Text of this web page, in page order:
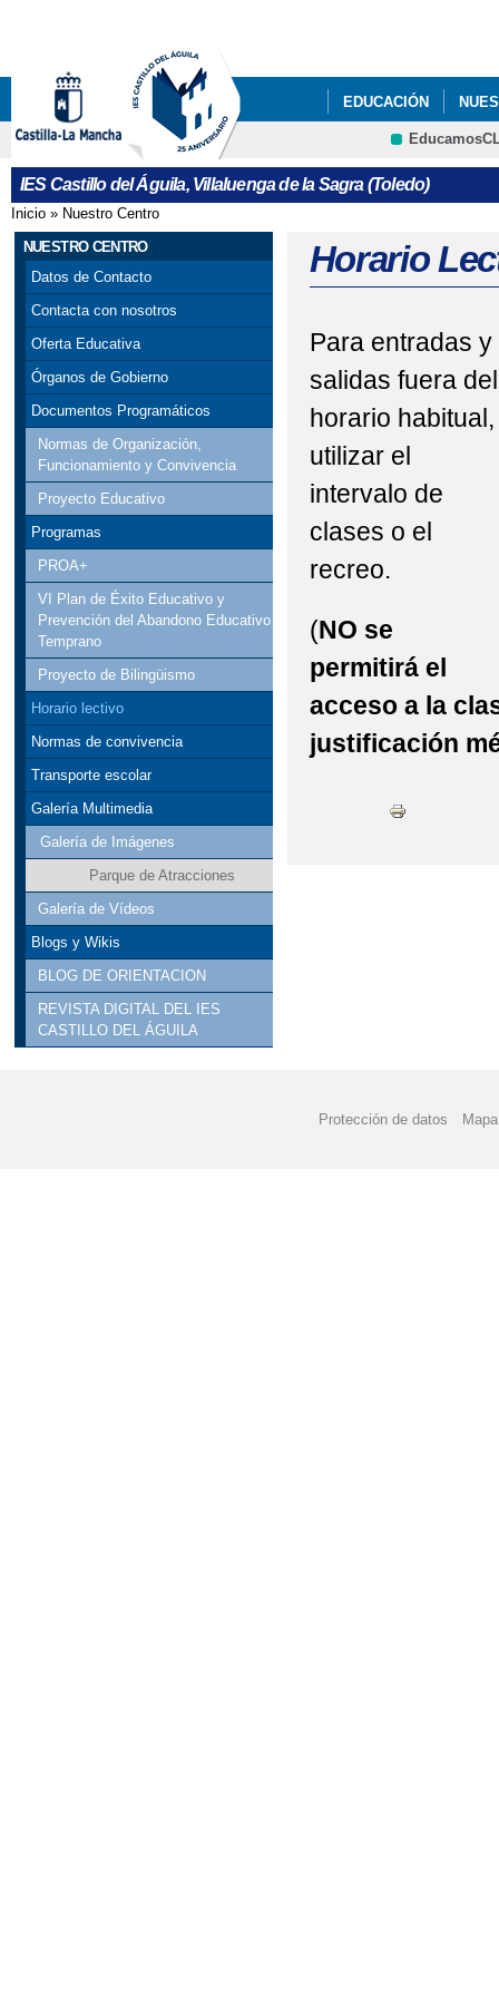
EDUCACIÓN
CRFP
IES Castillo del Águila, Villaluenga de la Sagra (Toledo)
Se encuentra usted aquí
Inicio » Nuestro Centro
NUESTRO CENTRO
Datos de Contacto
Contacta con nosotros
Oferta Educativa
Órganos de Gobierno
Documentos Programáticos
Normas de Organización,
Funcionamiento y Convivencia
Proyecto Educativo
Programas
PROA+
VI Plan de Éxito Educativo y
Prevención del Abandono Educativo
Temprano
Proyecto de Bilingüismo
Horario lectivo
Normas de convivencia
Transporte escolar
Galería Multimedia
Galería de Imágenes
Parque de Atracciones
Galería de Vídeos
Blogs y Wikis
BLOG DE ORIENTACION
REVISTA DIGITAL DEL IES
CASTILLO DEL ÁGUILA
Horario
Para entradas y
salidas fuera del
horario habitual,
utilizar el
intervalo de
clases o el
recreo.
(NO se
permitirá el
acceso a la
justificación
Protección de datos